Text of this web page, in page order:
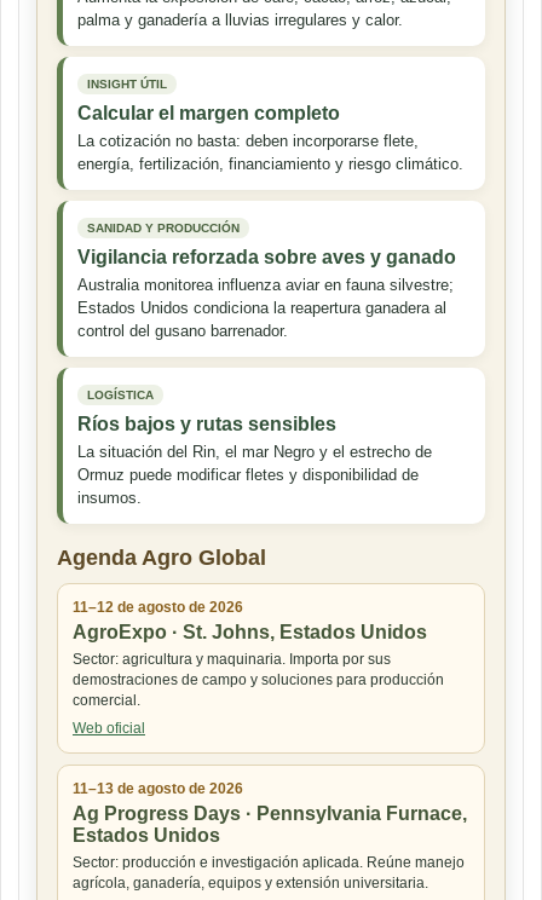
palma y ganadería a lluvias irregulares y calor.
INSIGHT ÚTIL
Calcular el margen completo
La cotización no basta: deben incorporarse flete,
energía, fertilización, financiamiento y riesgo climático.
SANIDAD Y PRODUCCIÓN
Vigilancia reforzada sobre aves y ganado
Australia monitorea influenza aviar en fauna silvestre;
Estados Unidos condiciona la reapertura ganadera al
control del gusano barrenador.
LOGÍSTICA
Ríos bajos y rutas sensibles
La situación del Rin, el mar Negro y el estrecho de
Ormuz puede modificar fletes y disponibilidad de
insumos.
Agenda Agro Global
11–12 de agosto de 2026
AgroExpo · St. Johns, Estados Unidos
Sector: agricultura y maquinaria. Importa por sus
demostraciones de campo y soluciones para producción
comercial.
Web oficial
11–13 de agosto de 2026
Ag Progress Days · Pennsylvania Furnace,
Estados Unidos
Sector: producción e investigación aplicada. Reúne manejo
agrícola, ganadería, equipos y extensión universitaria.